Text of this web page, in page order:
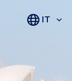
IT